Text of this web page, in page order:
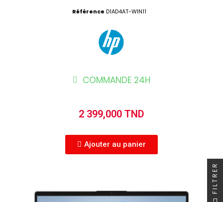
Référence D1AD4AT-WIN11
COMMANDE 24H
2 399,000 TND
Ajouter au panier
FILTRER